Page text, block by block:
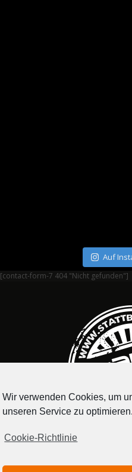
Auf
[contact-form-7 404 "Nicht gefunden"]
Wir verwenden Cookies, um
unseren Service zu optimieren.
Cookie-Richtlinie